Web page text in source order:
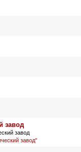
завод
завод
завод"